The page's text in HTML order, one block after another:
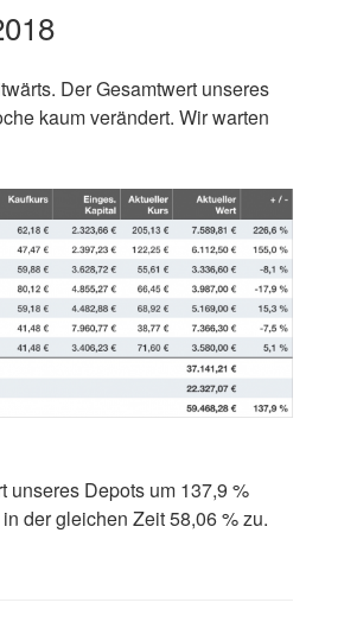
Der Gesamtwert unseres
kaum verändert. Wir warten
unseres Depots um 137,9 %
der gleichen Zeit 58,06 % zu.